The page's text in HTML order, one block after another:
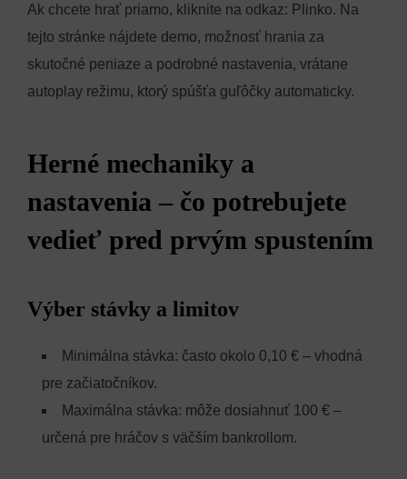
Ak chcete hrať priamo, kliknite na odkaz: Plinko. Na
tejto stránke nájdete demo, možnosť hrania za
skutočné peniaze a podrobné nastavenia, vrátane
autoplay režimu, ktorý spúšťa guľôčky automaticky.
Herné mechaniky a
nastavenia – čo potrebujete
vedieť pred prvým spustením
Výber stávky a limitov
Minimálna stávka: často okolo 0,10 € – vhodná
pre začiatočníkov.
Maximálna stávka: môže dosiahnuť 100 € –
určená pre hráčov s väčším bankrollom.